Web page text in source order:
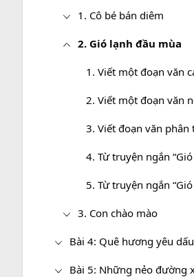
1. Cô bé bán diêm
2. Gió lạnh đầu mùa
3. Con chào mào
Bài 4: Quê hương yêu dấu